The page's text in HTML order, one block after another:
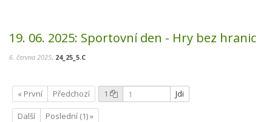
19. 06. 2025: Sportovní den - Hry bez hranic
6. června 2025, 24_25_5.C
« První Předchozí 1 Jdi
Další Poslední (1) »